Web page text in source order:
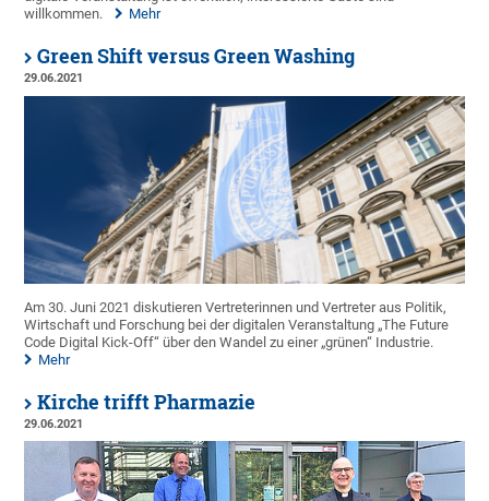
willkommen.
Mehr
Green Shift versus Green Washing
29.06.2021
Am 30. Juni 2021 diskutieren Vertreterinnen und Vertreter aus Politik,
Wirtschaft und Forschung bei der digitalen Veranstaltung „The Future
Code Digital Kick-Off“ über den Wandel zu einer „grünen“ Industrie.
Mehr
Kirche trifft Pharmazie
29.06.2021